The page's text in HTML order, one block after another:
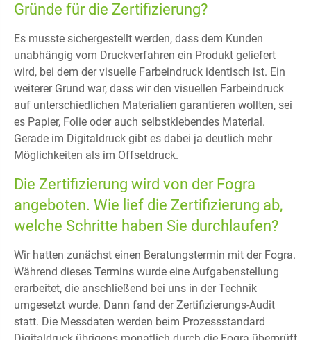
Gründe für die Zertifizierung?
Es musste sichergestellt werden, dass dem Kunden
unabhängig vom Druckverfahren ein Produkt geliefert
wird, bei dem der visuelle Farbeindruck identisch ist. Ein
weiterer Grund war, dass wir den visuellen Farbeindruck
auf unterschiedlichen Materialien garantieren wollten, sei
es Papier, Folie oder auch selbstklebendes Material.
Gerade im Digitaldruck gibt es dabei ja deutlich mehr
Möglichkeiten als im Offsetdruck.
Die Zertifizierung wird von der Fogra
angeboten. Wie lief die Zertifizierung ab,
welche Schritte haben Sie durchlaufen?
Wir hatten zunächst einen Beratungstermin mit der Fogra.
Während dieses Termins wurde eine Aufgabenstellung
erarbeitet, die anschließend bei uns in der Technik
umgesetzt wurde. Dann fand der Zertifizierungs-Audit
statt. Die Messdaten werden beim Prozessstandard